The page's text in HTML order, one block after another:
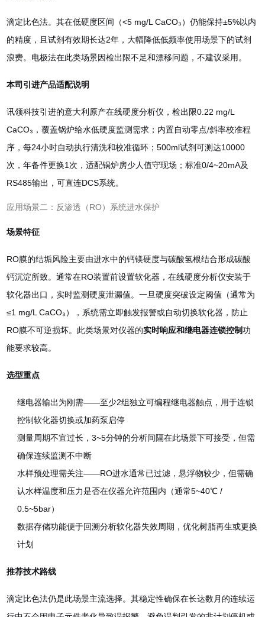
滴定比色法。其在低硬度区间（<5 mg/L CaCO₃）仍能保持±5%以内
的精度，且试剂有效期长达2年，大幅降低低频率使用场景下的试剂
浪费。电极法在此类场景因检出限不足和漂移问题，不建议采用。
本司引进产品适配说明
讯领科技引进的意大利原产在线硬度分析仪，检出限0.22 mg/L
CaCO₃，覆盖锅炉给水低硬度监测需求；内置自动零点/斜率校准程
序，每24小时自动执行清洗和校准循环；500ml试剂可测达10000
次，年备件更换1次，适配锅炉房少人值守现场；标准0/4~20mA及
RS485输出，可直连DCS系统。
应用场景二：反渗透（RO）系统进水保护
场景特征
RO膜的结垢风险主要由进水中的钙镁硬度与碳酸氢根结合形成碳酸
钙沉淀所致。通常在RO装置前设置软化器，在线硬度分析仪安装于
软化器出口，实时监测硬度泄漏值。一旦硬度突破设定阈值（通常为
≤1 mg/L CaCO₃），系统需立即触发报警或自动切换软化器，防止
RO膜不可逆损坏。此类场景对仪器的实时响应和继电器连锁控制功
能要求较高。
选型重点
继电器输出为刚需——至少2组独立可编程继电器触点，用于连锁
控制软化器切换或加药泵启停
测量周期不宜过长，3~5分钟的分析间隔在此场景下可接受，但需
确保连续监测不中断
水样预处理需关注——RO进水通常已过滤，悬浮物较少，但需确
认水样温度和压力是否在仪器允许范围内（通常5~40℃ /
0.5~5bar）
数据存储功能便于回溯分析软化器失效周期，优化树脂再生或更换
计划
推荐技术路线
滴定比色法仍是此场景主流选择。其稳定性确保在长达数月的连续运